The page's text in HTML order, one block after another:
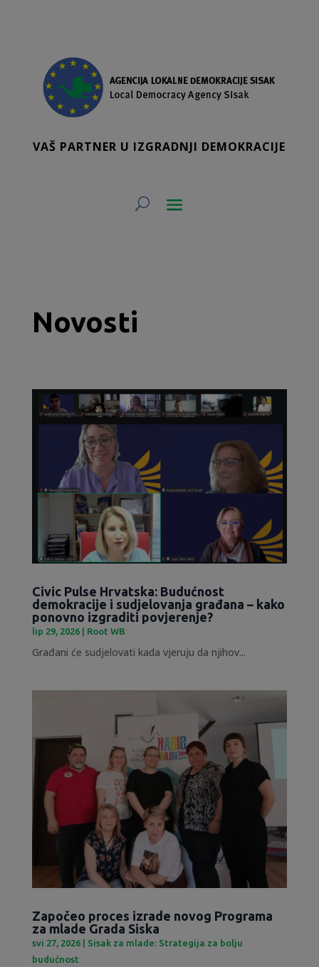
VAŠ PARTNER U IZGRADNJI DEMOKRACIJE
Novosti
Civic Pulse Hrvatska: Budućnost
demokracije i sudjelovanja građana – kako
ponovno izgraditi povjerenje?
lip 29, 2026| Root WB
Građani će sudjelovati kada vjeruju da njihov...
Započeo proces izrade novog Programa
za mlade Grada Siska
svi 27, 2026| Sisak za mlade: Strategija za bolju
budućnost